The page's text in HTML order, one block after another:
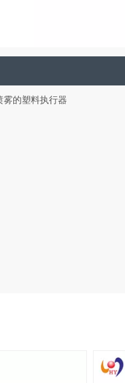
的塑料执行器